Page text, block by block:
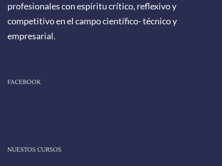
profesionales con espíritu crítico, reflexivo y
competitivo en el campo científico- técnico y
empresarial.
FACEBOOK
NUESTOS CURSOS